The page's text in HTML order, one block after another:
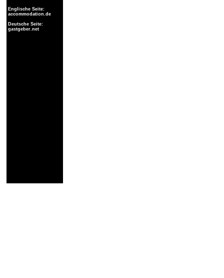
Englische Seite:
accommodation.de
Deutsche Seite:
gastgeber.net